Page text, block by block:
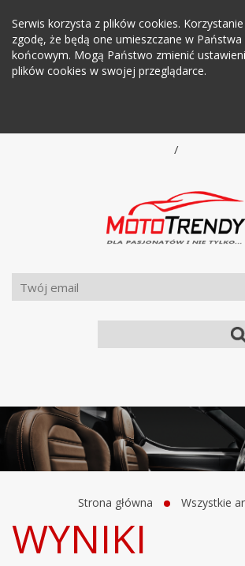
Serwis korzysta z plików cookies.
zgodę, że będą one umieszczane w Państwa
końcowym. Mogą Państwo zmienić
plików cookies w swojej przeglądarce.
/
Strona główna Wszystkie
WYNIKI